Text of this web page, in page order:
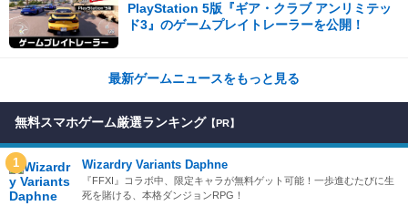
PlayStation 5版『ギア・クラブ アンリミテッ
ド3』のゲームプレイトレーラーを公開！
最新ゲームニュースをもっと見る
無料スマホゲーム厳選ランキング 【PR】
1 Wizardry Variants Daphne
『FFXI』コラボ中、限定キャラが無料ゲット可能！一歩進むたびに生
死を賭ける、本格ダンジョンRPG！